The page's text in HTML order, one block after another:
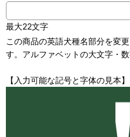
最大22文字
この商品の英語犬種名部分を変
す。アルファベットの大文字・
【入力可能な記号と字体の見本